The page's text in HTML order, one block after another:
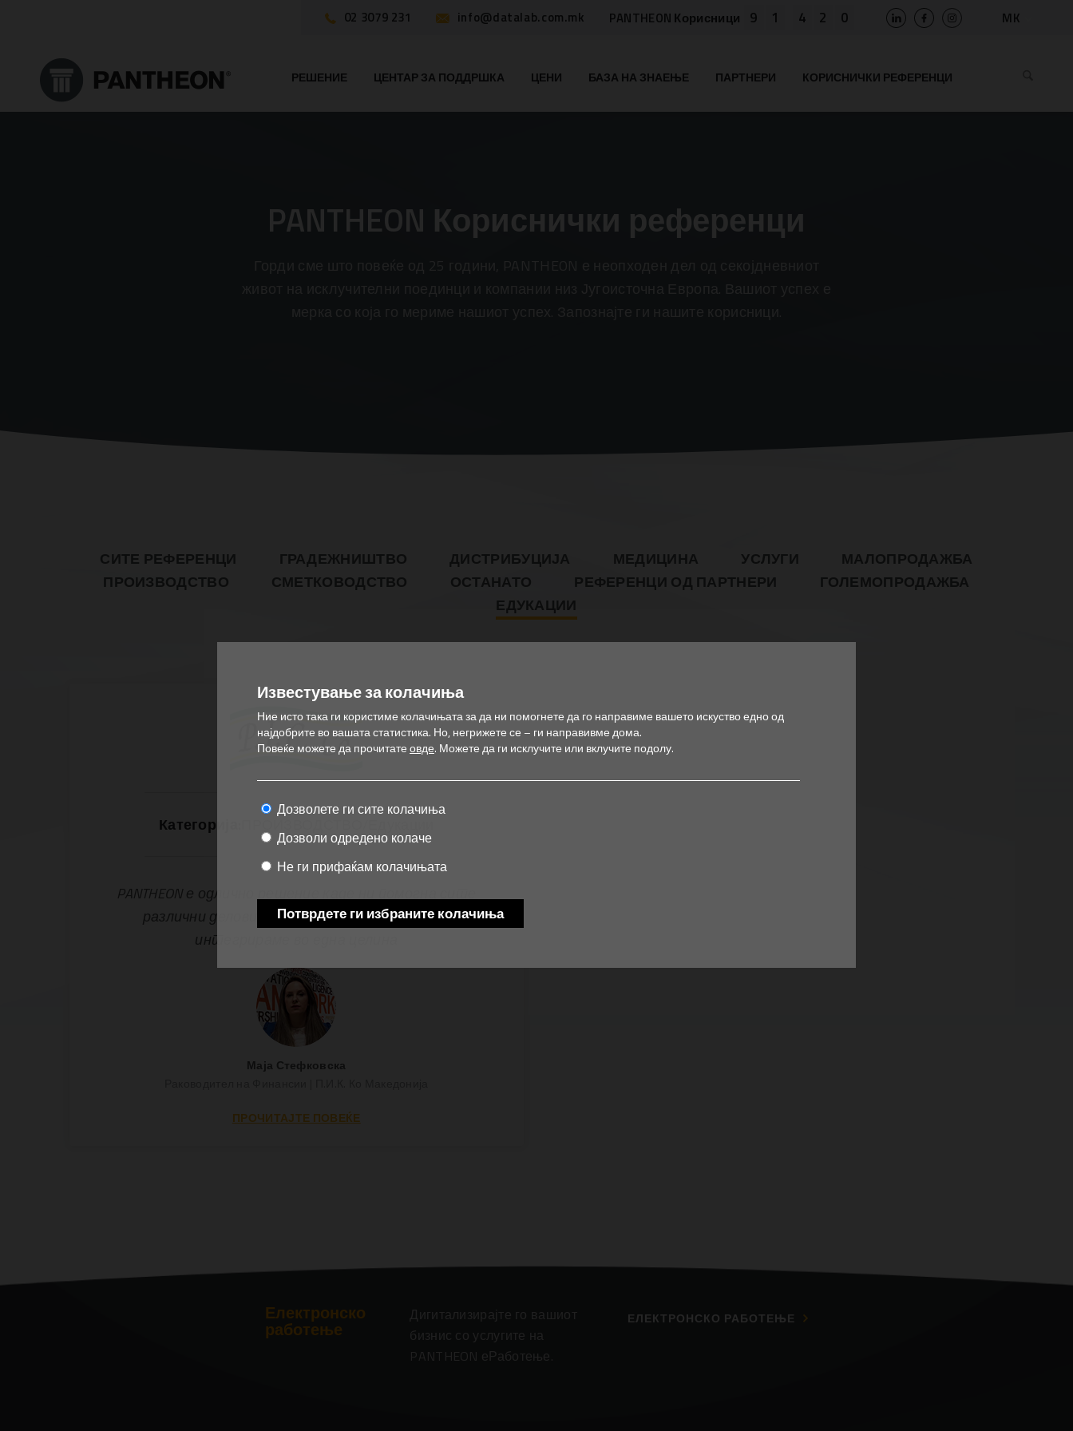
02 3079 231 info@datalab.com.mk PANTHEON Корисници 9 1 4 2 0
MK
BIH
РЕШЕНИЕ ЦЕНТАР ЗА ПОДДРШКА ЦЕНИ БАЗА НА ЗНАЕЊЕ ПАРТНЕРИ КОРИСНИЧКИ РЕФЕРЕНЦИ
PANTHEON Кориснички референци
СИТЕ РЕФЕРЕНЦИ ГРАДЕЖНИШТВО ДИСТРИБУЦИЈА МЕДИЦИНА УСЛУГИ
МАЛОПРОДАЖБА
ПРОИЗВОДСТВО
СМЕТКОВОДСТВО ОСТАНАТО РЕФЕРЕНЦИ ОД ПАРТНЕРИ
ГОЛЕМОПРОДАЖБА
ЕДУКАЦИИ
Категорија:
PANTHEON е одлично решение каде ни помогна сите
различни делови од нашата компанија да ги
интегрираме во една целина
Маја Стефковска
ПРОЧИТАЈТЕ ПОВЕЌЕ
Електронско
работење
Дигитализирајте го вашиот
бизнис со услугите на
PANTHEON еРаботење.
ЕЛЕКТРОНСКО РАБОТЕЊЕ
Известување за колачиња
Ние исто така ги користиме колачињата за да ни помогнете да го направиме вашето искуство едно од
најдобрите во вашата статистика. Но, негрижете се – ги направивме дома.
Повеќе можете да прочитатеовде. Можете да ги исклучите или вклучите подолу.
Дозволете ги сите колачиња
Дозволи одредено колаче
Не ги прифаќам колачињата
Потврдете ги избраните колачиња